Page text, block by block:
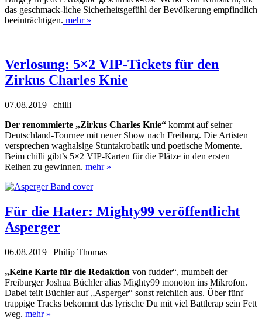
das geschmack-liche Sicherheitsgefühl der Bevölkerung empfindlich
beeinträchtigen. mehr »
Verlosung: 5×2 VIP-Tickets für den
Zirkus Charles Knie
07.08.2019 | chilli
Der renommierte „Zirkus Charles Knie“ kommt auf seiner
Deutschland-Tournee mit neuer Show nach Freiburg. Die Artisten
versprechen waghalsige Stuntakrobatik und poetische Momente.
Beim chilli gibt’s 5×2 VIP-Karten für die Plätze in den ersten
Reihen zu gewinnen. mehr »
Für die Hater: Mighty99 veröffentlicht
Asperger
06.08.2019 | Philip Thomas
„Keine Karte für die Redaktion von fudder“, mumbelt der
Freiburger Joshua Büchler alias Mighty99 monoton ins Mikrofon.
Dabei teilt Büchler auf „Asperger“ sonst reichlich aus. Über fünf
trappige Tracks bekommt das lyrische Du mit viel Battlerap sein Fett
weg. mehr »